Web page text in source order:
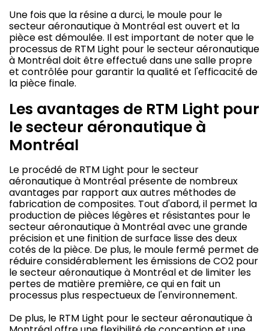
Une fois que la résine a durci, le moule pour le
secteur aéronautique à Montréal est ouvert et la
pièce est démoulée. Il est important de noter que le
processus de RTM Light pour le secteur aéronautique
à Montréal doit être effectué dans une salle propre
et contrôlée pour garantir la qualité et l'efficacité de
la pièce finale.
Les avantages de RTM Light pour
le secteur aéronautique à
Montréal
Le procédé de RTM Light pour le secteur
aéronautique à Montréal présente de nombreux
avantages par rapport aux autres méthodes de
fabrication de composites. Tout d'abord, il permet la
production de pièces légères et résistantes pour le
secteur aéronautique à Montréal avec une grande
précision et une finition de surface lisse des deux
cotés de la pièce. De plus, le moule fermé permet de
réduire considérablement les émissions de CO2 pour
le secteur aéronautique à Montréal et de limiter les
pertes de matière première, ce qui en fait un
processus plus respectueux de l'environnement.
De plus, le RTM Light pour le secteur aéronautique à